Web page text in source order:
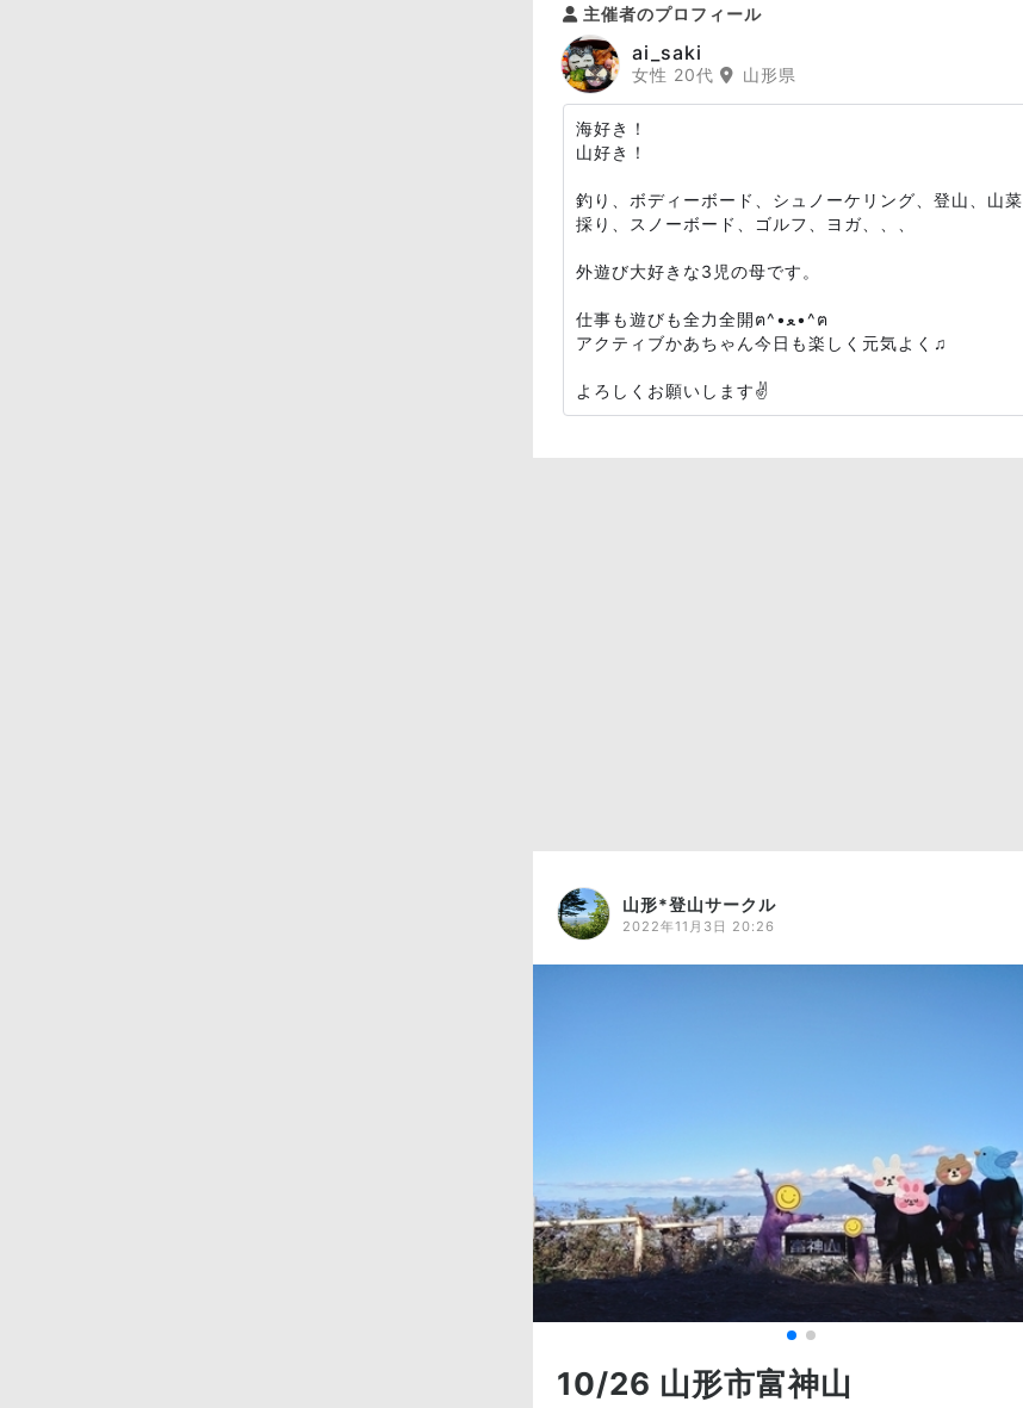
主催者のプロフィール
ai_saki
女性 20代 山形県
海好き！
山好き！
釣り、ボディーボード、シュノーケリング、登山、山菜
採り、スノーボード、ゴルフ、ヨガ、、、
外遊び大好きな3児の母です。
仕事も遊びも全力全開ฅ^•ﻌ•^ฅ
アクティブかあちゃん今日も楽しく元気よく♫
よろしくお願いします✌
山形*登山サークル
2022年11月3日 20:26
10/26 山形市富神山